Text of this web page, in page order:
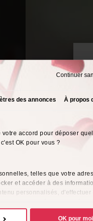
Continuer
des annonces À propos
accord pour déposer
OK pour vous ?
telles que votre
et accéder à des
personnalisés, d'effectuer
Vous avez le choix quant
OK pour moi